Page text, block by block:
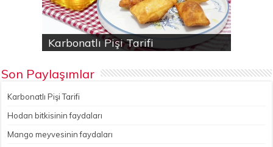
Karbonatlı Pişi Tarifi
Hodan bitkisinin faydaları
Yalancı Baklava Tarifi
Gökçesu Pilavı Tarifi
Nohutlu kereviz yemeği
Son Paylaşımlar
Karbonatlı Pişi Tarifi
Hodan bitkisinin faydaları
Mango meyvesinin faydaları